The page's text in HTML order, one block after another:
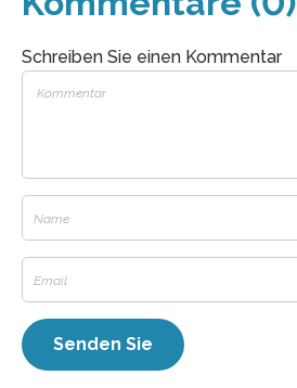
Schreiben Sie einen Kommentar